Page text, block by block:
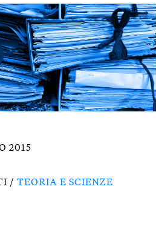
2015
/ TEORIA E SCIENZE